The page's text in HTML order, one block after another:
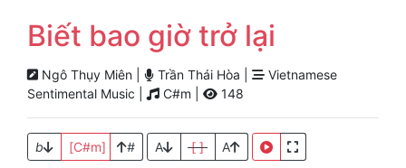
Biết bao giờ trở lại
Ngô Thụy Miên | Trần Thái Hòa |
Vietnamese
Sentimental Music |
C#m | 148
b [C#m] # A [ ] A